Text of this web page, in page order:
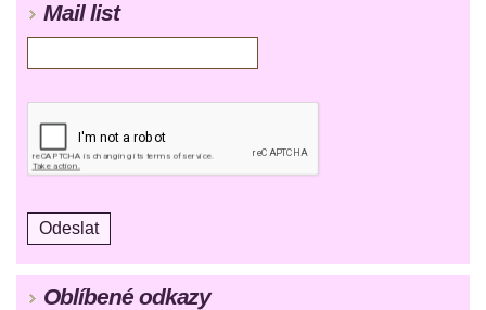
Mail list
Oblíbené odkazy